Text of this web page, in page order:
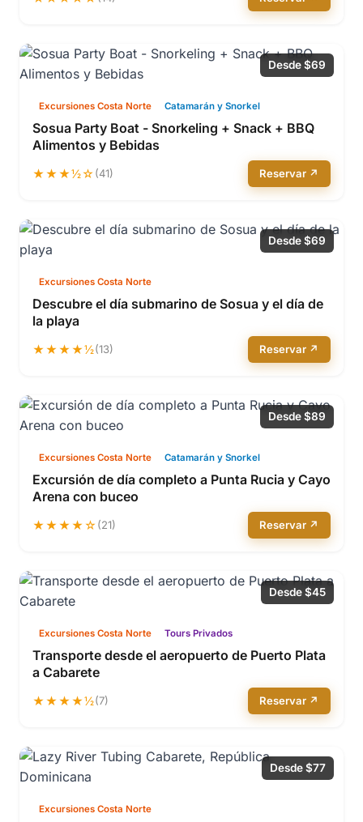
Desde $69
Excursiones Costa Norte Catamarán y Snorkel
Sosua Party Boat - Snorkeling + Snack + BBQ
Alimentos y Bebidas
★★★½☆(41) Reservar ↗
Desde $69
Excursiones Costa Norte
Descubre el día submarino de Sosua y el día de
la playa
★★★★½(13) Reservar ↗
Desde $89
Excursiones Costa Norte Catamarán y Snorkel
Excursión de día completo a Punta Rucia y Cayo
Arena con buceo
★★★★☆(21) Reservar ↗
Desde $45
Excursiones Costa Norte Tours Privados
Transporte desde el aeropuerto de Puerto Plata
a Cabarete
★★★★½(7) Reservar ↗
Desde $77
Excursiones Costa Norte